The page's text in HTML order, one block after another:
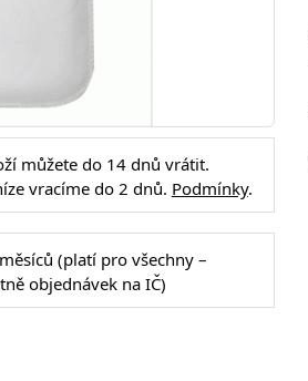
můžete do 14 dnů vrátit.
vracíme do 2 dnů. Podmínky.
(platí pro všechny –
objednávek na IČ)